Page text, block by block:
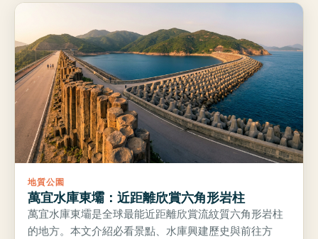
地質公園
萬宜水庫東壩：近距離欣賞六角形岩柱
萬宜水庫東壩是全球最能近距離欣賞流紋質六角形岩柱
的地方。本文介紹必看景點、水庫興建歷史與前往方